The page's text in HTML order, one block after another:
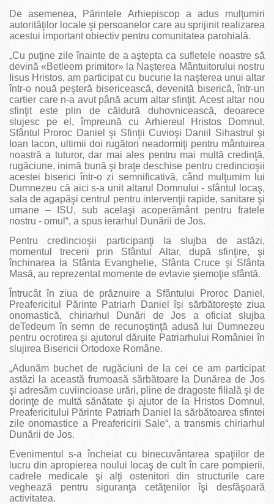
De asemenea, Părintele Arhiepiscop a adus mulţumiri
autorităţilor locale şi persoanelor care au sprijinit realizarea
acestui important obiectiv pentru comunitatea parohială.
„Cu puţine zile înainte de a aştepta ca sufletele noastre să
devină «Betleem primitor» la Naşterea Mântuitorului nostru
Iisus Hristos, am participat cu bucurie la naşterea unui altar
într-o nouă peşteră bisericească, devenită biserică, într-un
cartier care n-a avut până acum altar sfinţit. Acest altar nou
sfinţit este plin de căldură duhovnicească, deoarece
slujesc pe el, împreună cu Arhiereul Hristos Domnul,
Sfântul Proroc Daniel şi Sfinţii Cuvioşi Daniil Sihastrul şi
Ioan Iacon, ultimii doi rugători neadormiţi pentru mântuirea
noastră a tuturor, dar mai ales pentru mai multă credinţă,
rugăciune, inimă bună şi braţe deschise pentru credincioşii
acestei biserici într-o zi semnificativă, când mulţumim lui
Dumnezeu că aici s-a unit altarul Domnului - sfântul locaş,
sala de agapăşi centrul pentru intervenţii rapide, sanitare şi
umane – ISU, sub acelaşi acoperământ pentru fratele
nostru - omul“, a spus ierarhul Dunării de Jos.
Pentru credincioşii participanţi la slujba de astăzi,
momentul trecerii prin Sfântul Altar, după sfinţire, şi
închinarea la Sfânta Evanghelie, Sfânta Cruce şi Sfânta
Masă, au reprezentat momente de evlavie şiemoţie sfântă.
Întrucât în ziua de prăznuire a Sfântului Proroc Daniel,
Preafericitul Părinte Patriarh Daniel își sărbătorește ziua
onomastică, chiriarhul Dunări de Jos a oficiat slujba
deTedeum în semn de recunoştinţă adusă lui Dumnezeu
pentru ocrotirea şi ajutorul dăruite Patriarhului României în
slujirea Bisericii Ortodoxe Române.
„Adunăm buchet de rugăciuni de la cei ce am participat
astăzi la această frumoasă sărbătoare la Dunărea de Jos
şi adresăm cuviincioase urări, pline de dragoste filială şi de
dorinţe de multă sănătate şi ajutor de la Hristos Domnul,
Preafericitului Părinte Patriarh Daniel la sărbătoarea sfintei
zile onomastice a Preafericirii Sale“, a transmis chiriarhul
Dunării de Jos.
Evenimentul s-a încheiat cu binecuvântarea spaţiilor de
lucru din apropierea noului locaş de cult în care pompierii,
cadrele medicale şi alţi ostenitori din structurile care
veghează pentru siguranţa cetăţenilor îşi desfăşoară
activitatea.